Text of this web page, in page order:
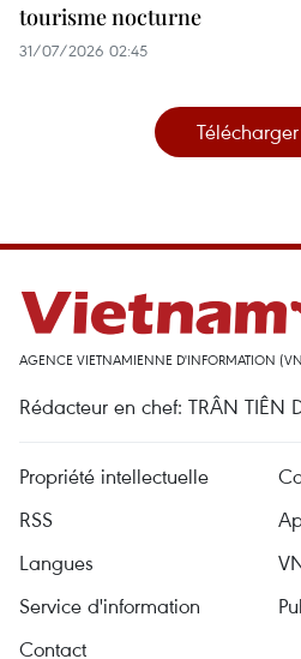
tourisme nocturne
31/07/2026 02:45
AGENCE VIETNAMIENNE D'INFORMATION
Rédacteur en chef: TRÂN TIÊN
Propriété intellectuelle
RSS
Langues
Service d'information
Contact